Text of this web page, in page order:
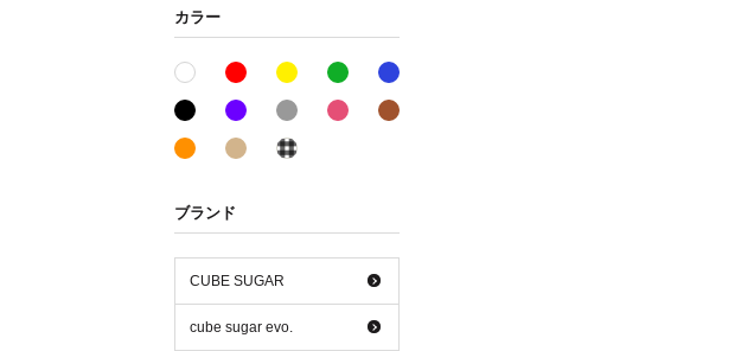
カラー
ホワイト系レッド系 イエロー系グリーン系
ブラック系パープル系グレー系 ピンク系
オレンジ系ベージュ系
ブランド
CUBE SUGAR
cube sugar evo.